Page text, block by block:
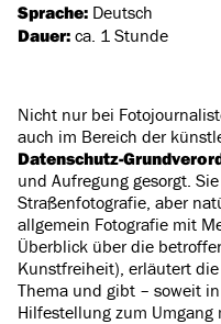
Sprache: Deutsch
Dauer: ca. 1 Stunde
Nicht nur bei
auch im Bereich der
Datenschutz-
und Aufregung gesorgt.
Straßenfotografie, aber
allgemein Fotografie mit
Überblick über die
Kunstfreiheit), erläutert
Thema und gibt – soweit
Hilfestellung zum